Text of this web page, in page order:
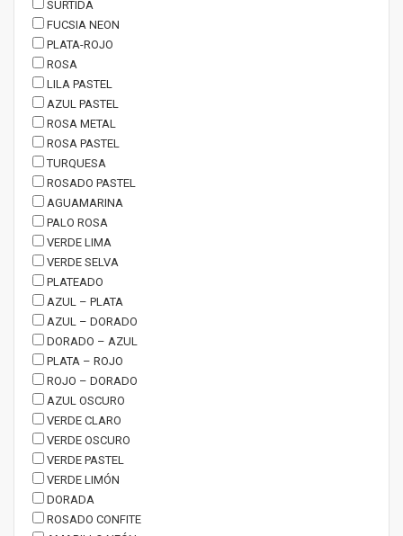
SURTIDA
FUCSIA NEON
PLATA-ROJO
ROSA
LILA PASTEL
AZUL PASTEL
ROSA METAL
ROSA PASTEL
TURQUESA
ROSADO PASTEL
AGUAMARINA
PALO ROSA
VERDE LIMA
VERDE SELVA
PLATEADO
AZUL – PLATA
AZUL – DORADO
DORADO – AZUL
PLATA – ROJO
ROJO – DORADO
AZUL OSCURO
VERDE CLARO
VERDE OSCURO
VERDE PASTEL
VERDE LIMÓN
DORADA
ROSADO CONFITE